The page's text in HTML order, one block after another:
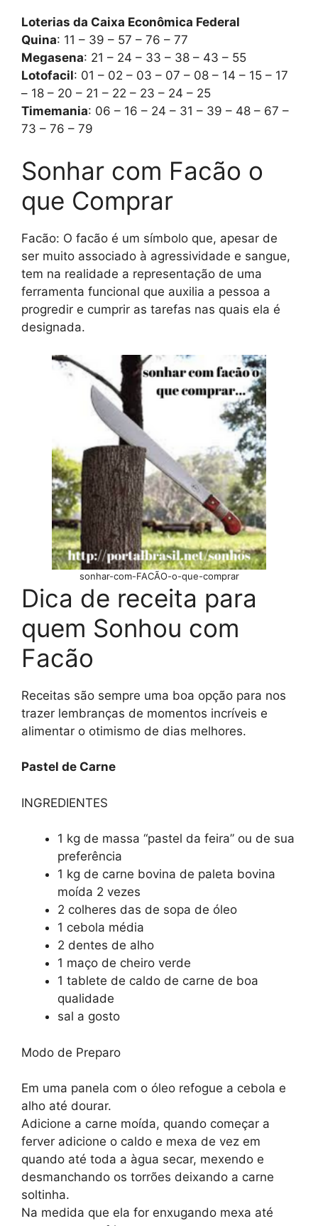
Loterias da Caixa Econômica Federal
Quina: 11 – 39 – 57 – 76 – 77
Megasena: 21 – 24 – 33 – 38 – 43 – 55
Lotofacil: 01 – 02 – 03 – 07 – 08 – 14 – 15 – 17
– 18 – 20 – 21 – 22 – 23 – 24 – 25
Timemania: 06 – 16 – 24 – 31 – 39 – 48 – 67 –
73 – 76 – 79
Sonhar com Facão o
que Comprar
Facão: O facão é um símbolo que, apesar de
ser muito associado à agressividade e sangue,
tem na realidade a representação de uma
ferramenta funcional que auxilia a pessoa a
progredir e cumprir as tarefas nas quais ela é
designada.
sonhar-com-FACÃO-o-que-comprar
Dica de receita para
quem Sonhou com
Facão
Receitas são sempre uma boa opção para nos
trazer lembranças de momentos incríveis e
alimentar o otimismo de dias melhores.
Pastel de Carne
INGREDIENTES
1 kg de massa “pastel da feira” ou de sua
preferência
1 kg de carne bovina de paleta bovina
moída 2 vezes
2 colheres das de sopa de óleo
1 cebola média
2 dentes de alho
1 maço de cheiro verde
1 tablete de caldo de carne de boa
qualidade
sal a gosto
Modo de Preparo
Em uma panela com o óleo refogue a cebola e
alho até dourar.
Adicione a carne moída, quando começar a
ferver adicione o caldo e mexa de vez em
quando até toda a àgua secar, mexendo e
desmanchando os torrões deixando a carne
soltinha.
Na medida que ela for enxugando mexa até